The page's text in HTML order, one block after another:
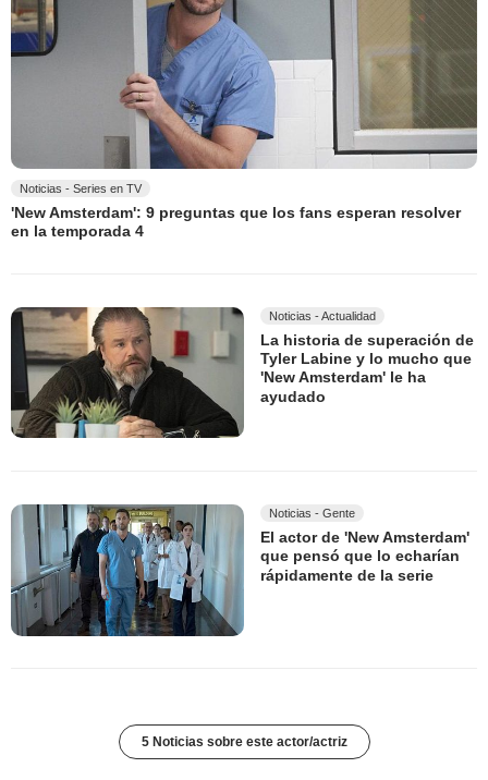
Noticias - Series en TV
'New Amsterdam': 9 preguntas que los fans esperan resolver
en la temporada 4
Noticias - Actualidad
La historia de superación de
Tyler Labine y lo mucho que
'New Amsterdam' le ha
ayudado
Noticias - Gente
El actor de 'New Amsterdam'
que pensó que lo echarían
rápidamente de la serie
5 Noticias sobre este actor/actriz